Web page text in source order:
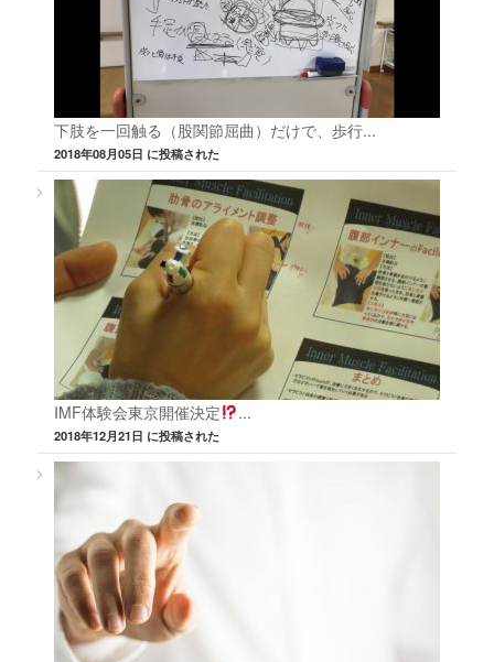
下肢を一回触る（股関節屈曲）だけで、歩行...
2018年08月05日 に投稿された
IMF体験会東京開催決定 ...
2018年12月21日 に投稿された